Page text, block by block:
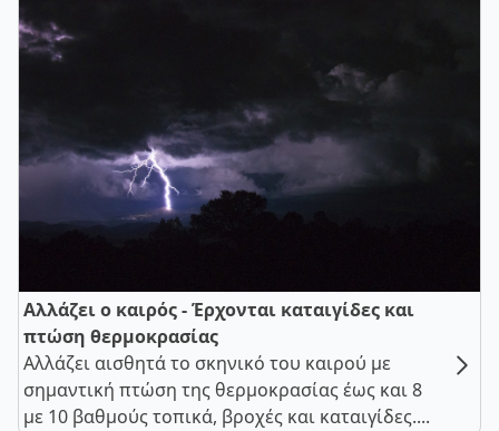
Αλλάζει ο καιρός - Έρχονται καταιγίδες και
πτώση θερμοκρασίας
Αλλάζει αισθητά το σκηνικό του καιρού με
σημαντική πτώση της θερμοκρασίας έως και 8
με 10 βαθμούς τοπικά, βροχές και καταιγίδες....